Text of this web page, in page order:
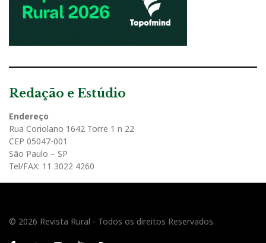
Redação e Estúdio
Endereço
Rua Coriolano 1642 Torre 1 n 22
CEP 05047-001
São Paulo – SP
Tel/FAX: 11 3022 4260
© 2026 Revista Rural - Todos os direitos Reservados.